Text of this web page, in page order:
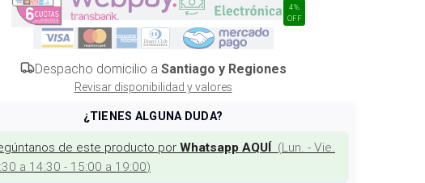
4%
OFF
Despacho domicilio a Santiago y Regiones
Revisar disponibilidad y valores
¿TIENES ALGUNA DUDA?
de este producto por Whatsapp AQUÍ (Lun. - Vie.
a 14:30 - 15:00 a 19:00)